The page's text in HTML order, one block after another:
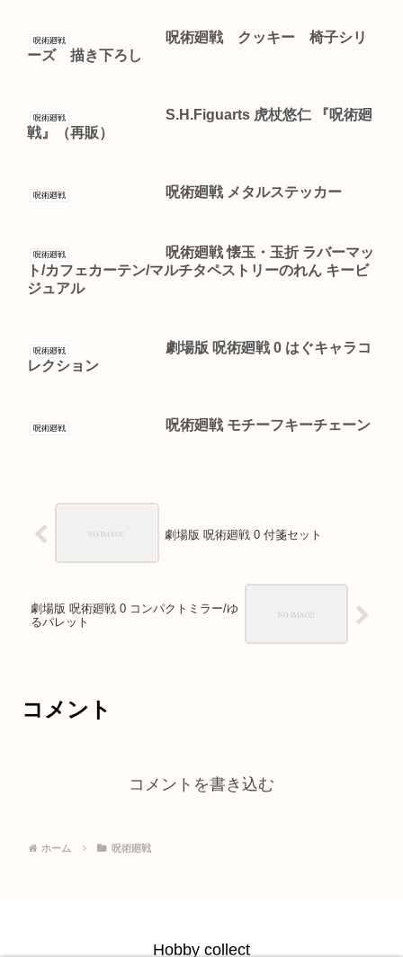
呪術廻戦
呪術廻戦 クッキー 椅子シリ
ーズ 描き下ろし
呪術廻戦
S.H.Figuarts 虎杖悠仁 『呪術廻
戦』（再販）
呪術廻戦 呪術廻戦 メタルステッカー
呪術廻戦
呪術廻戦 懐玉・玉折 ラバーマッ
ト/カフェカーテン/マルチタペストリーのれん キービ
ジュアル
呪術廻戦
劇場版 呪術廻戦 0 はぐキャラコ
レクション
呪術廻戦 呪術廻戦 モチーフキーチェーン
劇場版 呪術廻戦 0 付箋セット
劇場版 呪術廻戦 0 コンパクトミラー/ゆ
るパレット
コメント
コメントを書き込む
ホーム 呪術廻戦
Hobby collect